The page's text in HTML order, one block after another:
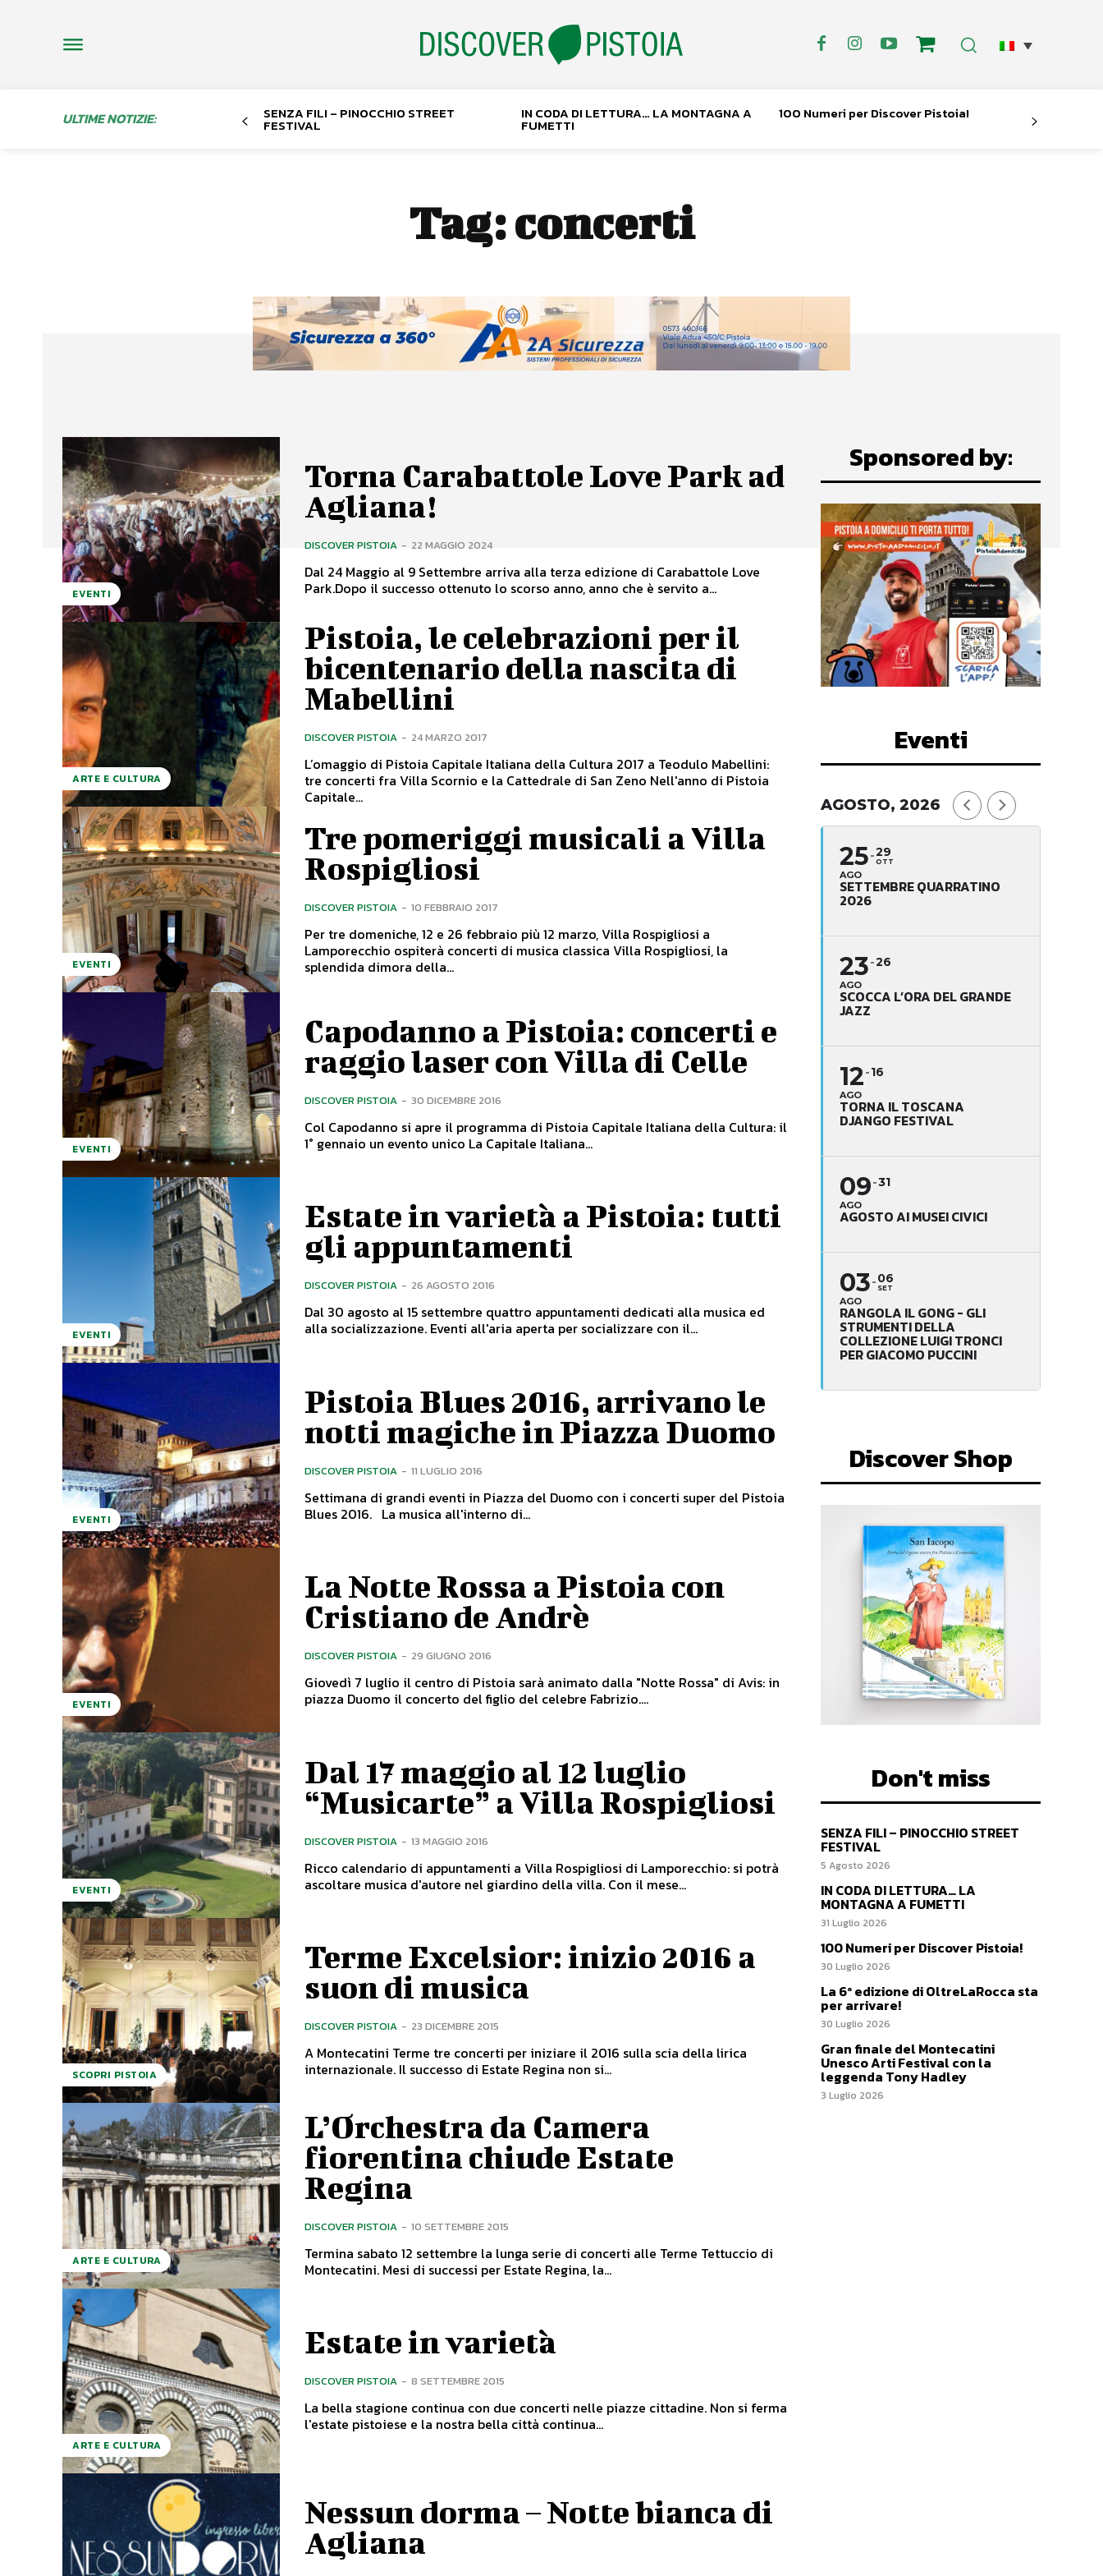
ULTIME NOTIZIE: SENZA FILI – PINOCCHIO STREET
FESTIVAL
IN CODA DI LETTURA… LA MONTAGNA A
FUMETTI
100 Numeri per Discover Pistoia!
Tag:concerti
EVENTI
Torna Carabattole Love Park ad
Agliana!
DISCOVER PISTOIA - 22 MAGGIO 2024
Dal 24 Maggio al 9 Settembre arriva alla terza edizione di Carabattole Love
Park.Dopo il successo ottenuto lo scorso anno, anno che è servito a...
ARTE E CULTURA
Pistoia, le celebrazioni per il
bicentenario della nascita di
Mabellini
DISCOVER PISTOIA - 24 MARZO 2017
L’omaggio di Pistoia Capitale Italiana della Cultura 2017 a Teodulo Mabellini:
tre concerti fra Villa Scornio e la Cattedrale di San Zeno Nell'anno di Pistoia
Capitale...
EVENTI
Tre pomeriggi musicali a Villa
Rospigliosi
DISCOVER PISTOIA - 10 FEBBRAIO 2017
Per tre domeniche, 12 e 26 febbraio più 12 marzo, Villa Rospigliosi a
Lamporecchio ospiterà concerti di musica classica Villa Rospigliosi, la
splendida dimora della...
EVENTI
Capodanno a Pistoia: concerti e
raggio laser con Villa di Celle
DISCOVER PISTOIA - 30 DICEMBRE 2016
Col Capodanno si apre il programma di Pistoia Capitale Italiana della Cultura: il
1° gennaio un evento unico La Capitale Italiana...
EVENTI
Estate in varietà a Pistoia: tutti
gli appuntamenti
DISCOVER PISTOIA - 26 AGOSTO 2016
Dal 30 agosto al 15 settembre quattro appuntamenti dedicati alla musica ed
alla socializzazione. Eventi all'aria aperta per socializzare con il...
EVENTI
Pistoia Blues 2016, arrivano le
notti magiche in Piazza Duomo
DISCOVER PISTOIA - 11 LUGLIO 2016
Settimana di grandi eventi in Piazza del Duomo con i concerti super del Pistoia
Blues 2016. La musica all'interno di...
EVENTI
La Notte Rossa a Pistoia con
Cristiano de Andrè
DISCOVER PISTOIA - 29 GIUGNO 2016
Giovedì 7 luglio il centro di Pistoia sarà animato dalla "Notte Rossa" di Avis: in
piazza Duomo il concerto del figlio del celebre Fabrizio....
EVENTI
Dal 17 maggio al 12 luglio
“Musicarte” a Villa Rospigliosi
DISCOVER PISTOIA - 13 MAGGIO 2016
Ricco calendario di appuntamenti a Villa Rospigliosi di Lamporecchio: si potrà
ascoltare musica d'autore nel giardino della villa. Con il mese...
SCOPRI PISTOIA
Terme Excelsior: inizio 2016 a
suon di musica
DISCOVER PISTOIA - 23 DICEMBRE 2015
A Montecatini Terme tre concerti per iniziare il 2016 sulla scia della lirica
internazionale. Il successo di Estate Regina non si...
ARTE E CULTURA
L’Orchestra da Camera
fiorentina chiude Estate
Regina
DISCOVER PISTOIA - 10 SETTEMBRE 2015
Termina sabato 12 settembre la lunga serie di concerti alle Terme Tettuccio di
Montecatini. Mesi di successi per Estate Regina, la...
ARTE E CULTURA
Estate in varietà
DISCOVER PISTOIA - 8 SETTEMBRE 2015
La bella stagione continua con due concerti nelle piazze cittadine. Non si ferma
l'estate pistoiese e la nostra bella città continua...
Nessun dorma – Notte bianca di
Agliana
Sponsored by:
Eventi
AGOSTO, 2026
25
AGO
29
OTT
SETTEMBRE QUARRATINO
2026
23
AGO
26
SCOCCA L’ORA DEL GRANDE
JAZZ
12
AGO
16
TORNA IL TOSCANA
DJANGO FESTIVAL
09
AGO
31
AGOSTO AI MUSEI CIVICI
03
AGO
06
SET
RANGOLA IL GONG - GLI
STRUMENTI DELLA
COLLEZIONE LUIGI TRONCI
PER GIACOMO PUCCINI
Discover Shop
Don't miss
SENZA FILI – PINOCCHIO STREET
FESTIVAL
5 Agosto 2026
IN CODA DI LETTURA… LA
MONTAGNA A FUMETTI
31 Luglio 2026
100 Numeri per Discover Pistoia!
30 Luglio 2026
La 6ª edizione di OltreLaRocca sta
per arrivare!
30 Luglio 2026
Gran finale del Montecatini
Unesco Arti Festival con la
leggenda Tony Hadley
3 Luglio 2026